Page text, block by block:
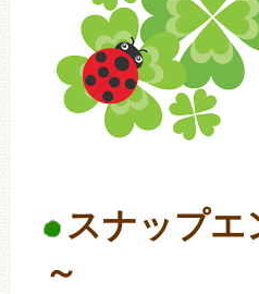
スナップ
～